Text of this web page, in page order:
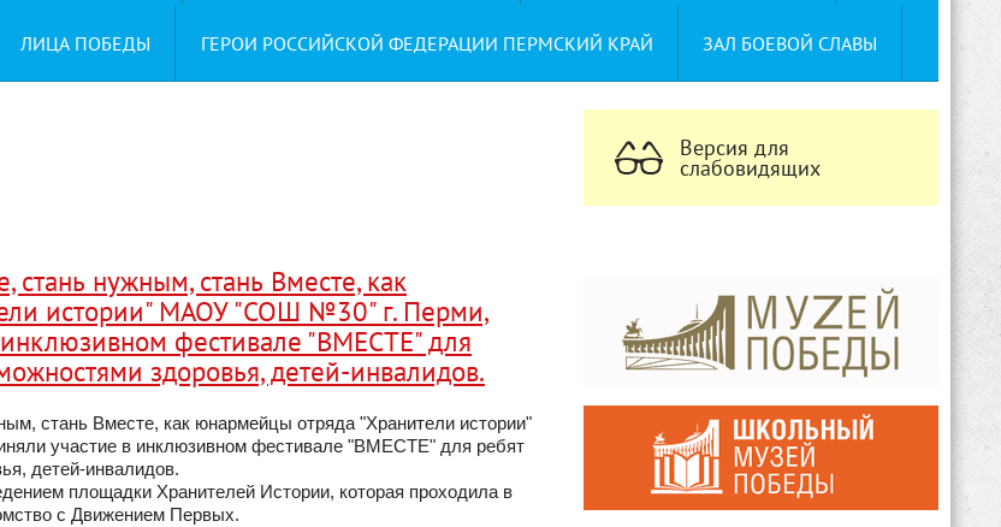
ЛИЦА ПОБЕДЫ ГЕРОИ РОССИЙСКОЙ ФЕДЕРАЦИИ ПЕРМСКИЙ КРАЙ ЗАЛ БОЕВОЙ СЛАВЫ
стань нужным, стань Вместе, как
истории" МАОУ "СОШ №30" г. Перми,
фестивале "ВМЕСТЕ" для
здоровья, детей-инвалидов.
стань Вместе, как юнармейцы отряда "Хранители истории"
участие в инклюзивном фестивале "ВМЕСТЕ" для ребят
детей-инвалидов.
площадки Хранителей Истории, которая проходила в
с Движением Первых.
Версия для
слабовидящих